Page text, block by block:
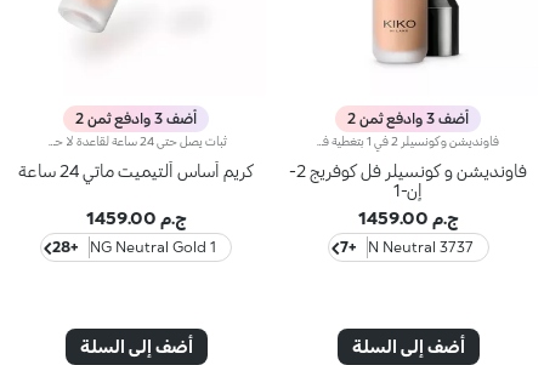
أضف 3 وادفع ثمن 2
فاونديشن و كونسيلر فل كوفريج 2-
إن-1
ج.م 1459.00
3737 N Neutral
+7
أضف إلى السلة
أضف 3 وادفع ثمن 2
كريم أساس ألتيميت ماتي 24 ساعة
ج.م 1459.00
1 NG Neutral Gold
+28
أضف إلى السلة